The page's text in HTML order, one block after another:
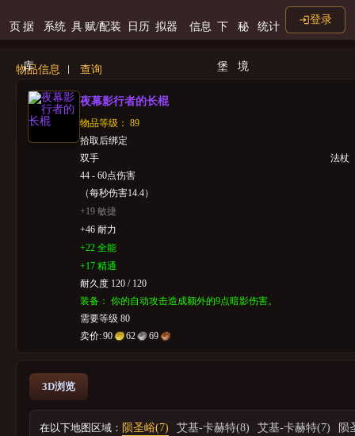
页 据
库
系统 具 赋/配装 日历 拟器 信息 下
堡
秘
境
统计
登录
物品信息 查询
夜幕影行者的长棍
物品等级： 89
拾取后绑定
双手
法杖
44 - 60点伤害
（每秒伤害14.4）
+19 敏捷
+46 耐力
+22 全能
+17 精通
耐久度 120 / 120
装备： 你的自动攻击造成额外的9点暗影伤害。
需要等级 80
卖价:90 62 69
3D浏览
在以下地图区域： 陨圣峪(7) 艾基-卡赫特(8) 艾基-卡赫特(7)
陨